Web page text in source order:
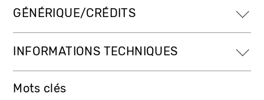
GÉNÉRIQUE/CRÉDITS
INFORMATIONS TECHNIQUES
Mots clés